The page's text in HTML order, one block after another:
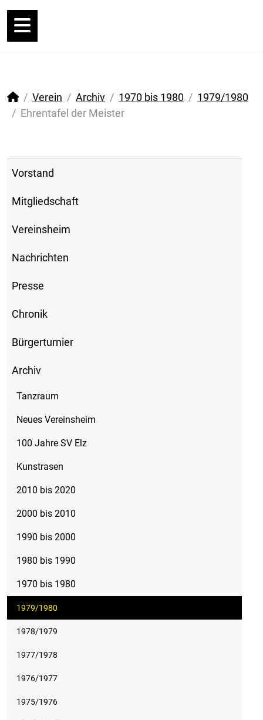
Verein Archiv 1970 bis 1980
1979/1980
Ehrentafel der Meister
Vorstand
Mitgliedschaft
Vereinsheim
Nachrichten
Presse
Chronik
Bürgerturnier
Archiv
Tanzraum
Neues Vereinsheim
100 Jahre SV Elz
Kunstrasen
2010 bis 2020
2000 bis 2010
1990 bis 2000
1980 bis 1990
1970 bis 1980
1979/1980
1978/1979
1977/1978
1976/1977
1975/1976